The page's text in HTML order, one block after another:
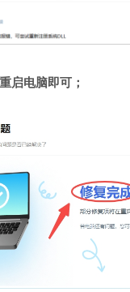
启电脑即可；